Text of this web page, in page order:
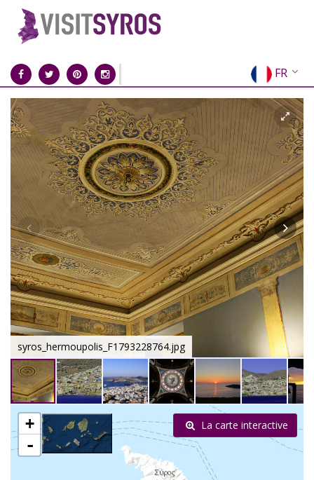
FR
EN
EL
DE
IT
ES
RU
CN
syros_hermoupolis_F1793228764.jpg
+
-
La carte interactive